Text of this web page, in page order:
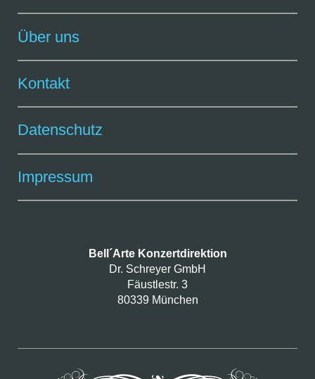
Über uns
Kontakt
Datenschutz
Impressum
Bell´Arte Konzertdirektion
Dr. Schreyer GmbH
Fäustlestr. 3
80339 München